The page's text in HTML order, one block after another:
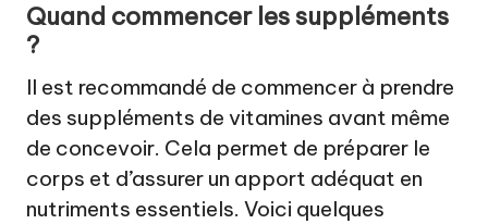
Quand commencer les suppléments
?
Il est recommandé de commencer à prendre
des suppléments de vitamines avant même
de concevoir. Cela permet de préparer le
corps et d’assurer un apport adéquat en
nutriments essentiels. Voici quelques